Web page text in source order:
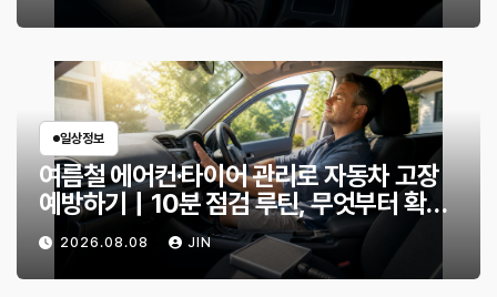
일상정보
여름철 에어컨·타이어 관리로 자동차 고장
예방하기｜10분 점검 루틴, 무엇부터 확인
할까?
2026.08.08 JIN